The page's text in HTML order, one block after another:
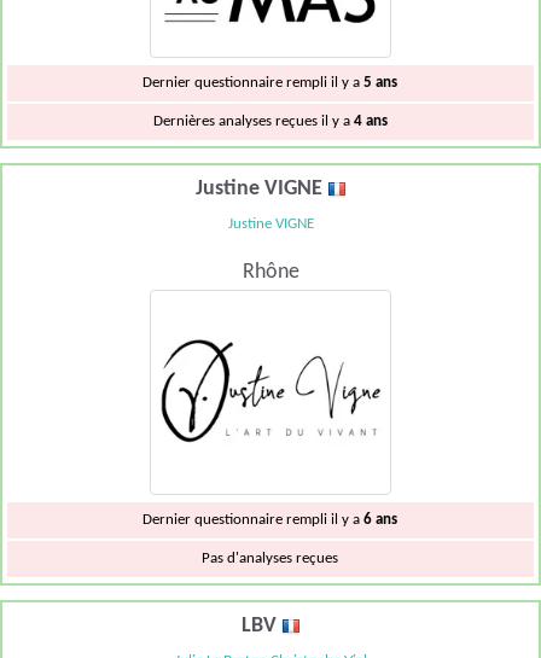
Dernier questionnaire rempli il y a5 ans
Dernières analyses reçues il y a 4 ans
Justine VIGNE
Justine VIGNE
Rhône
Dernier questionnaire rempli il y a6 ans
Pas d'analyses reçues
LBV